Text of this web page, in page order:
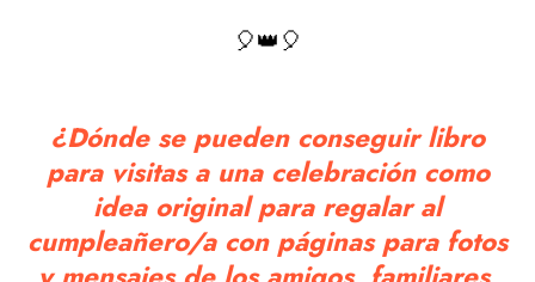
🎈👑🎈
¿Dónde se pueden conseguir libro
para visitas a una celebración como
idea original para regalar al
cumpleañero/a con páginas para fotos